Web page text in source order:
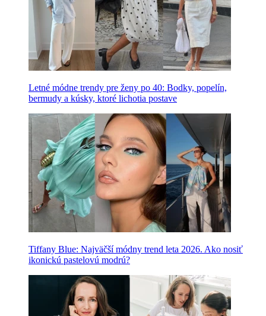
Letné módne trendy pre ženy po 40: Bodky, popelín,
bermudy a kúsky, ktoré lichotia postave
Tiffany Blue: Najväčší módny trend leta 2026. Ako nosiť
ikonickú pastelovú modrú?